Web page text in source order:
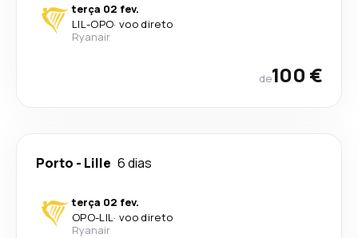
terça 02 fev.
LIL-OPO· voo direto
Ryanair
de100 €
Porto - Lille 6 dias
terça 02 fev.
OPO-LIL· voo direto
Ryanair